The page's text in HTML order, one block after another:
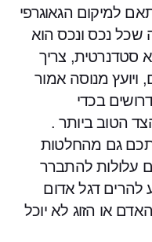
למיקום הגאוגרפי
שכל נכס ונכס הוא
סטדנרטית, צריך
ויועץ מנוסה אמור
בכדי
הטוב ביותר .
גם מהחלטות
עלולות להתברר
להרים דגל אדום
או הזוג לא יוכל